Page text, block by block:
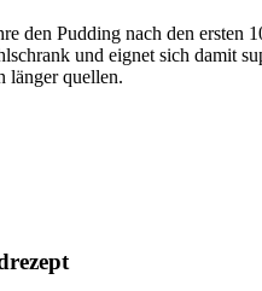
den Pudding nach den ersten
und eignet sich damit
länger quellen.